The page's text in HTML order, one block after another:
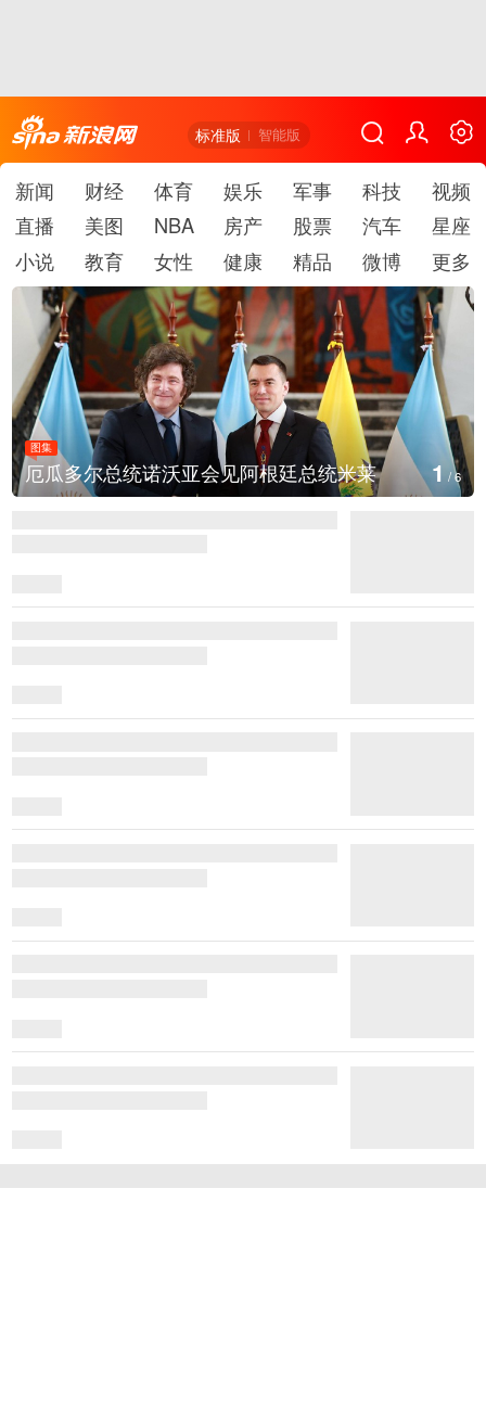
标准版 智能版
新闻 财经 体育 娱乐 军事 科技
视频
直播
美图 NBA 房产 股票 汽车
星座
小说
教育 女性 健康 精品 微博 更多
图集
美国斯波坎：野火烧毁700多所房屋 2/6